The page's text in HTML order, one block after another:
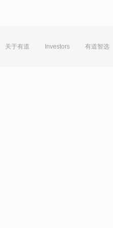
关于有道 Investors 有道智选